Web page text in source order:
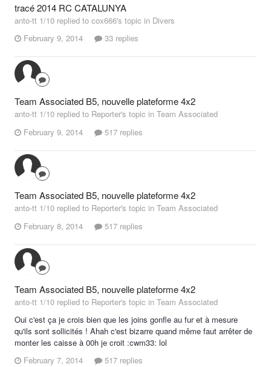
tracé 2014 RC CATALUNYA
anto-tt 1/10 replied to cox666's topic in Divers
February 9, 2014
33 replies
Team Associated B5, nouvelle plateforme 4x2
anto-tt 1/10 replied to Reporter's topic in Team Associated
February 9, 2014
517 replies
Team Associated B5, nouvelle plateforme 4x2
anto-tt 1/10 replied to Reporter's topic in Team Associated
February 8, 2014
517 replies
Team Associated B5, nouvelle plateforme 4x2
anto-tt 1/10 replied to Reporter's topic in Team Associated
Oui c'est ça je crois bien que les joins gonfle au fur et à mesure
qu'ils sont sollicités ! Ahah c'est bizarre quand même faut arrêter de
monter les caisse à 00h je croit :cwm33: lol
February 7, 2014
517 replies